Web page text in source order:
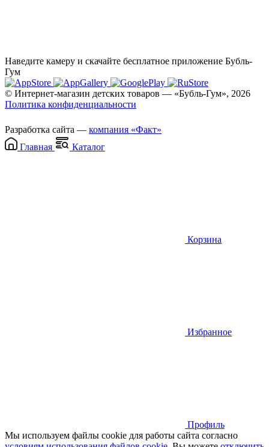
Наведите камеру и скачайте бесплатное приложение Бубль-
Гум
© Интернет-магазин детских товаров — «Бубль-Гум», 2026
Политика конфиденциальности
Разработка сайта — компания «Факт»
Главная
Каталог
Корзина
Избранное
Профиль
Мы используем файлы cookie для работы сайта согласно